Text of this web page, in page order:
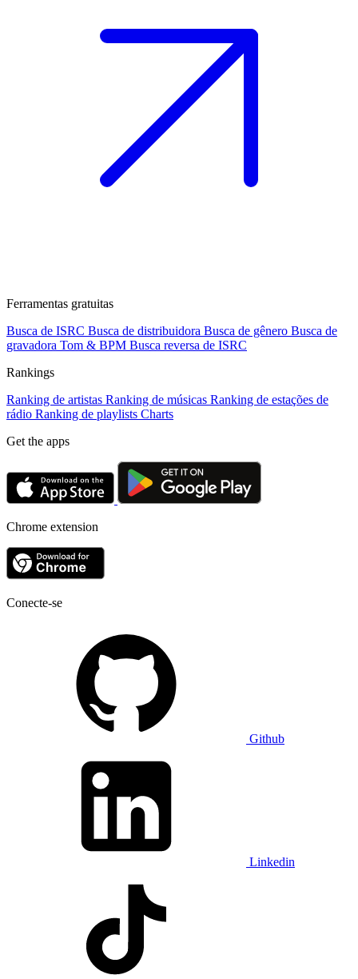
Ferramentas gratuitas
Busca de ISRC Busca de distribuidora Busca de gênero Busca de
gravadora Tom & BPM Busca reversa de ISRC
Rankings
Ranking de artistas Ranking de músicas Ranking de estações de
rádio Ranking de playlists Charts
Get the apps
Chrome extension
Conecte-se
Github
Linkedin